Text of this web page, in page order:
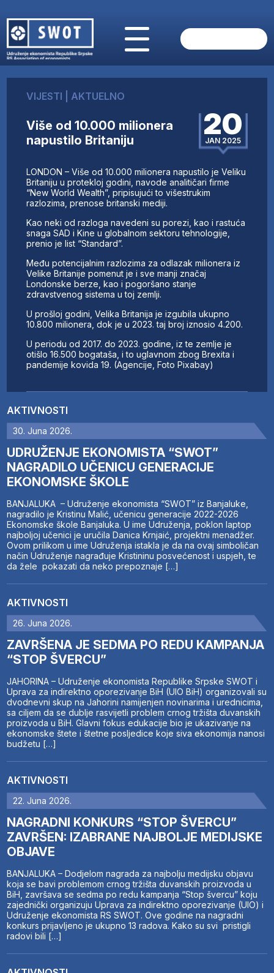
O NAMA
AKTUELNO
ANALIZE
FINANSIJE
IZ STRANIH MEDIJA
AKTIVNOSTI
SWOT INTERVJU
UČLANI SE
KONTAKT
AKTIVNOSTI
30. Juna 2026.
UDRUŽENJE EKONOMISTA “SWOT”
NAGRADILO UČENICU GENERACIJE
EKONOMSKE ŠKOLE
BANJALUKA – Udruženje ekonomista “SWOT” iz Banjaluke,
nagradilo je Kristinu Malić, učenicu generacije 2022-2026
Ekonomske škole Banjaluka. U ime Udruženja, poklon laptop
najboljoj učenici je uručila Danica Krnjaić, projektni menadžer.
Ovom prilikom u ime Udruženja istakla je da na ovaj simboličan
način Udruženje nagrađuje Kristininu posvećenost i uspjeh, te
da žele pokazati da neko prepoznaje […]
AKTIVNOSTI
26. Juna 2026.
ZAVRŠENA JE SEDMA PO REDU KAMPANJA
“STOP ŠVERCU”
JAHORINA – Udruženje ekonomista Republike Srpske SWOT i
Uprava za indirektno oporezivanje BiH (UIO BiH) organizovali su
dvodnevni skup na Jahorini namijenjen novinarima i urednicima,
sa ciljem da se dublje rasvijetli problem crnog tržišta duvanskih
proizvoda u BiH. Glavni fokus edukacije bio je ukazivanje na
ekonomske štete i štetne posljedice koje siva ekonomija nanosi
budžetu […]
AKTIVNOSTI
22. Juna 2026.
NAGRADNI KONKURS “STOP ŠVERCU”
ZAVRŠEN: IZABRANE NAJBOLJE MEDIJSKE
OBJAVE
BANJALUKA – Dodjelom nagrada za najbolju medijsku objavu
koja se bavi problemom crnog tržišta duvanskih proizvoda u
BiH, završava se sedma po redu kampanja “Stop švercu” koju
zajednički organizuju Uprava za indirektno oporezivanje (UIO) i
Udruženje ekonomista RS SWOT. Ove godine na nagradni
konkurs prijavljeno je ukupno 13 radova. Kako su svi pristigli
radovi bili […]
VIJESTI AKTUELNO
Više od 10.000 milionera
napustilo Britaniju
20
JAN 2025
LONDON – Više od 10.000 milionera napustilo je Veliku
Britaniju u protekloj godini, navode analitičari firme
“New World Wealth”, pripisujući to višestrukim
razlozima, prenose britanski mediji.
Kao neki od razloga navedeni su porezi, kao i rastuća
snaga SAD i Kine u globalnom sektoru tehnologije,
prenio je list “Standard”.
Među potencijalnim razlozima za odlazak milionera iz
Velike Britanije pomenut je i sve manji značaj
Londonske berze, kao i pogoršano stanje
zdravstvenog sistema u toj zemlji.
U prošloj godini, Velika Britanija je izgubila ukupno
10.800 milionera, dok je u 2023. taj broj iznosio 4.200.
U periodu od 2017. do 2023. godine, iz te zemlje je
otišlo 16.500 bogataša, i to uglavnom zbog Brexita i
pandemije kovida 19. (Agencije, Foto Pixabay)